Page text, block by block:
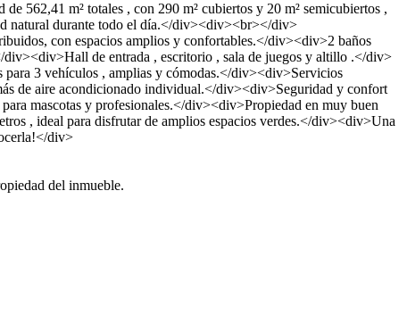
562,41 m² totales , con 290 m² cubiertos y 20 m² semicubiertos ,
natural durante todo el día.</div><div><br></div>
con espacios amplios y confortables.</div><div>2 baños
de entrada , escritorio , sala de juegos y altillo .</div>
3 vehículos , amplias y cómodas.</div><div>Servicios
de aire acondicionado individual.</div><div>Seguridad y confort
mascotas y profesionales.</div><div>Propiedad en muy buen
, ideal para disfrutar de amplios espacios verdes.</div><div>Una
div>
del inmueble.